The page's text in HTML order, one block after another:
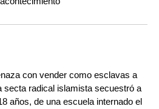
con vender como esclavas a
secta radical islamista secuestró a
años, de una escuela internado el